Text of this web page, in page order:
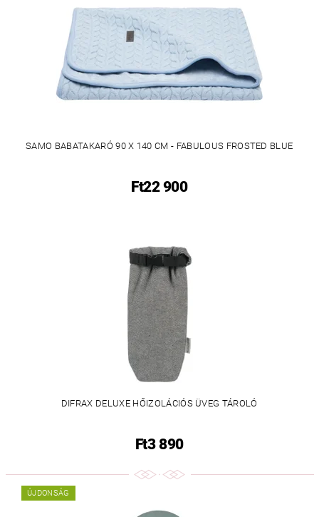
SAMO BABATAKARÓ 90 X 140 CM - FABULOUS FROSTED BLUE
Ft22 900
DIFRAX DELUXE HŐIZOLÁCIÓS ÜVEG TÁROLÓ
Ft3 890
ÚJDONSÁG